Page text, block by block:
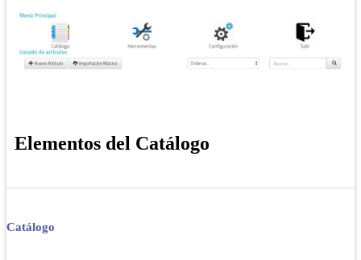
Elementos del Catálogo
Catálogo